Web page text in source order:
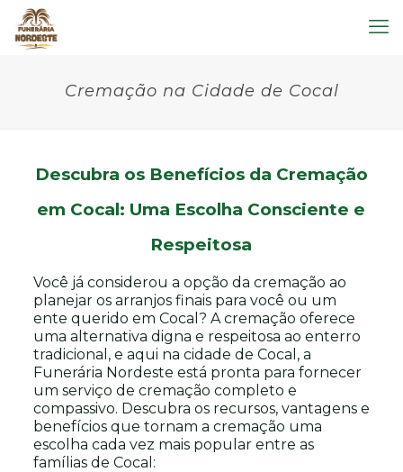
Cremação na Cidade de Cocal
Descubra os Benefícios da Cremação
em Cocal: Uma Escolha Consciente e
Respeitosa
Você já considerou a opção da cremação ao
planejar os arranjos finais para você ou um
ente querido em Cocal? A cremação oferece
uma alternativa digna e respeitosa ao enterro
tradicional, e aqui na cidade de Cocal, a
Funerária Nordeste está pronta para fornecer
um serviço de cremação completo e
compassivo. Descubra os recursos, vantagens e
benefícios que tornam a cremação uma
escolha cada vez mais popular entre as
famílias de Cocal: